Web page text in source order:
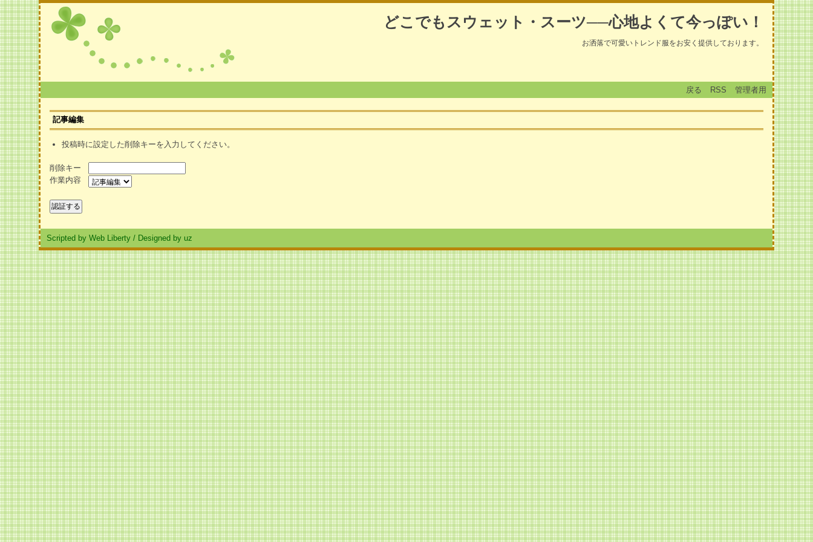
どこでもスウェット・スーツ──心地よくて今っぽい！
お洒落で可愛いトレンド服をお安く提供しております。
戻る RSS 管理者用
記事編集
投稿時に設定した削除キーを入力してください。
削除キー
作業内容
Scripted by Web Liberty / Designed by uz